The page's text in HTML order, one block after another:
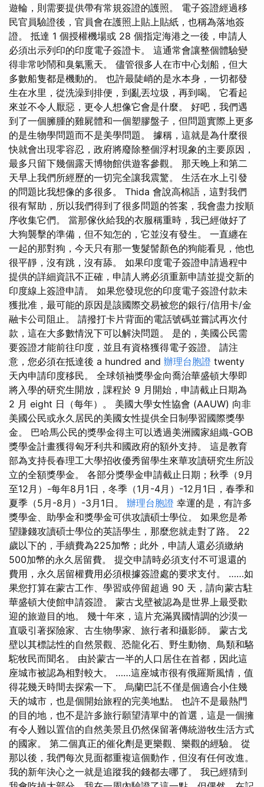
遊輪，則需要提供帶有常規簽證的護照。 電子簽證經過移
民官員驗證後，官員會在護照上貼上貼紙，也稱為落地簽
證。 抵達 1 個授權機場或 28 個指定海港之一後，申請人
必須出示列印的印度電子簽證卡。 這通常會讓整個體驗變
得非常吵鬧和臭氣熏天。 儘管很多人在市中心划船，但大
多數船隻都是機動的。 也許最陡峭的是水本身，一切都發
生在水里，從洗澡到排便，到亂丟垃圾，再到喝。 它看起
來並不令人厭惡，更令人想像它會是什麼。 好吧，我們遇
到了一個臃腫的雞屍體和一個塑膠盤子，但問題實際上更多
的是生物學問題而不是美學問題。 據稱，這就是為什麼很
快就會出現零容忍，政府將廢除整個浮村現象的主要原因，
最多只留下幾個露天博物館供遊客參觀。 那天晚上和第二
天早上我們所經歷的一切完全讓我震驚。 生活在水上引發
的問題比我想像的多很多。 Thida 會說高棉語，這對我們
很有幫助，所以我們得到了很多問題的答案，我會盡力按順
序收集它們。 當那傢伙給我的衣服稱重時，我已經做好了
大狗襲擊的準備，但不知怎的，它並沒有發生。 一直纏在
一起的那對狗，今天只有那一隻髮髻顏色的狗能看見，他也
很平靜，沒有跳，沒有舔。 如果印度電子簽證申請過程中
提供的詳細資訊不正確，申請人將必須重新申請並提交新的
印度線上簽證申請。 如果您發現您的印度電子簽證付款未
獲批准，最可能的原因是該國際交易被您的銀行/信用卡/金
融卡公司阻止。 請撥打卡片背面的電話號碼並嘗試再次付
款，這在大多數情況下可以解決問題。 是的，美國公民需
要簽證才能前往印度，並且有資格獲得電子簽證。 請注
意，您必須在抵達後 a hundred and 辦理台胞證 twenty
天內申請印度移民。 全球領袖獎學金向喬治華盛頓大學即
將入學的研究生開放，課程於 9 月開始，申請截止日期為
2 月 eight 日（每年）。 美國大學女性協會 (AAUW) 向非
美國公民或永久居民的美國女性提供全日制學習國際獎學
金。 巴哈馬公民的獎學金得主可以透過美洲國家組織-GOB
獎學金計畫獲得匈牙利共和國政府的額外支持。 這是教育
部為支持長春理工大學招收優秀留學生來華攻讀研究生所設
立的全額獎學金。 各部分獎學金申請截止日期；秋季（9月
至12月）-每年8月1日，冬季（1月-4月）-12月1日，春季和
夏季（5月-8月）-3月1日。 辦理台胞證 幸運的是，有許多
獎學金、助學金和獎學金可供攻讀碩士學位。 如果您是希
望賺錢攻讀碩士學位的英語學生，那麼您就走對了路。 22
歲以下的，手續費為225加幣；此外，申請人還必須繳納
500加幣的永久居留費。 提交申請時必須支付不可退還的
費用，永久居留權費用必須根據簽證處的要求支付。 ……如
果您打算在蒙古工作、學習或停留超過 90 天，請向蒙古駐
華盛頓大使館申請簽證。 蒙古戈壁被認為是世界上最受歡
迎的旅遊目的地。 幾十年來，這片充滿異國情調的沙漠一
直吸引著探險家、古生物學家、旅行者和攝影師。 蒙古戈
壁以其標誌性的自然景觀、恐龍化石、野生動物、鳥類和駱
駝牧民而聞名。 由於蒙古一半的人口居住在首都，因此這
座城市被認為相對較大。 ……這座城市很有俄羅斯風情，值
得花幾天時間去探索一下。 烏蘭巴託不僅是個適合小住幾
天的城市，也是個開始旅程的完美地點。 也許不是最熱門
的目的地，也不是許多旅行願望清單中的首選，這是一個擁
有令人難以置信的自然美景且仍然保留著傳統游牧生活方式
的國家。 第二個真正的催化劑是更樂觀、樂觀的經驗。 從
那以後，我們每次見面都重複這個動作，但沒有任何改進。
我的新年決心之一就是追蹤我的錢都去哪了。 我已經猜到